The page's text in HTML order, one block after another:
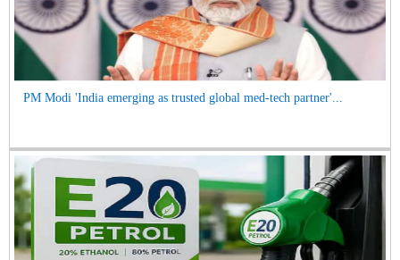
PM Modi 'India emerging as trusted global med-tech partner'...